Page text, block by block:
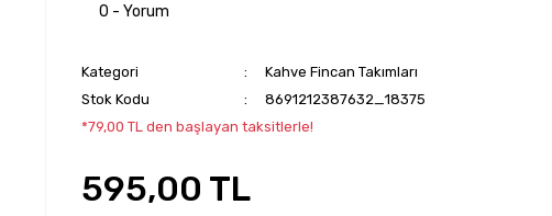
0 - Yorum
Kategori
Kahve Fincan Takımları
Stok Kodu
8691212387632_18375
*79,00 TL den başlayan taksitlerle!
595,00 TL